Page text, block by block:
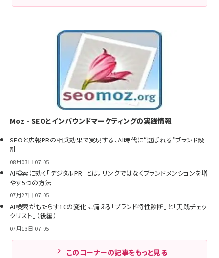
Moz - SEOとインバウンドマーケティングの実践情報
SEOと広報PRの相乗効果で実現する、AI時代に“選ばれる”ブランド設
計
08月03日 07:05
AI検索に効く「デジタルPR」とは。リンクではなくブランドメンションを増
やす5つの方法
07月27日 07:05
AI検索がもたらす10の変化に備える「ブランド特性診断」と「実践チェッ
クリスト」（後編）
07月13日 07:05
このコーナーの記事をもっと見る